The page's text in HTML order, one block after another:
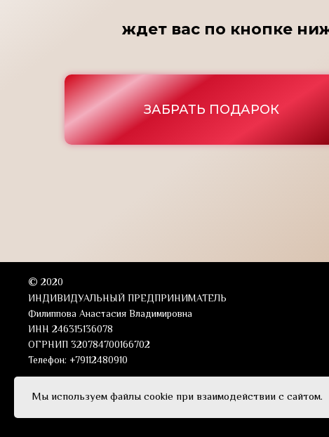
ждет вас по кнопке
ЗАБРАТЬ ПОДАРОК
© 2020
ИНДИВИДУАЛЬНЫЙ ПРЕДПРИНИМАТЕЛЬ
Филиппова Анастасия Владимировна
ИНН 246315136078
ОГРНИП 320784700166702
Телефон: +79112480910
Мы используем файлы cookie при взаимодействии с сайтом.